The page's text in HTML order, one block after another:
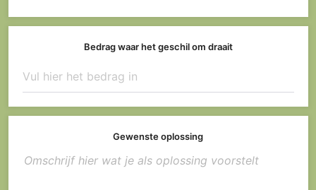
Bedrag waar het geschil om draait
Gewenste oplossing